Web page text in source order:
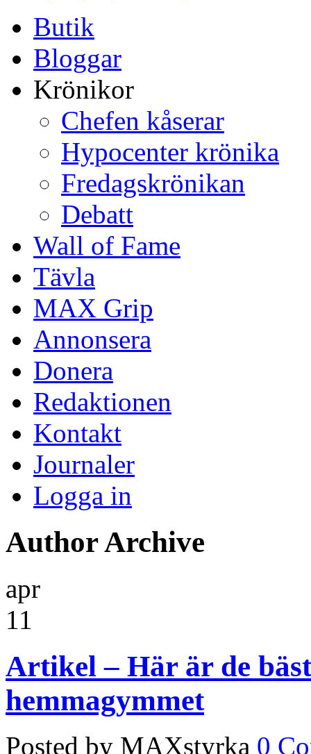
Butik
Bloggar
Krönikor
Chefen kåserar
Hypocenter krönika
Fredagskrönikan
Debatt
Wall of Fame
Tävla
MAX Grip
Annonsera
Donera
Redaktionen
Kontakt
Journaler
Logga in
Author Archive
apr
11
Artikel – Här är de
hemmagymmet
Posted by MAXstyrka 0